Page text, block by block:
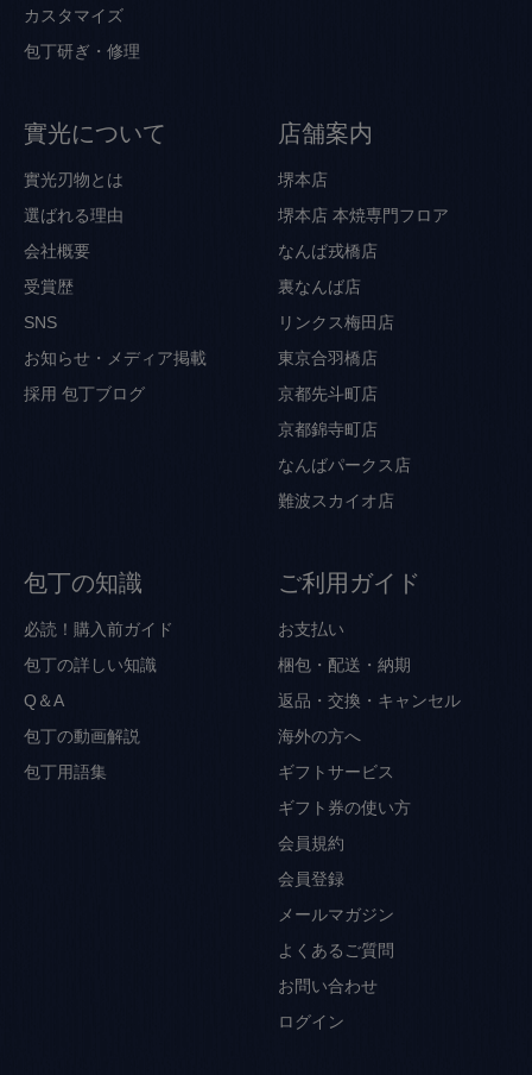
カスタマイズ
包丁研ぎ・修理
實光について
實光刃物とは
選ばれる理由
会社概要
受賞歴
SNS
お知らせ・メディア掲載
採用 包丁ブログ
店舗案内
堺本店
堺本店 本焼専門フロア
なんば戎橋店
裏なんば店
リンクス梅田店
東京合羽橋店
京都先斗町店
京都錦寺町店
なんばパークス店
難波スカイオ店
包丁の知識
必読！購入前ガイド
包丁の詳しい知識
Q＆A
包丁の動画解説
包丁用語集
ご利用ガイド
お支払い
梱包・配送・納期
返品・交換・キャンセル
海外の方へ
ギフトサービス
ギフト券の使い方
会員規約
会員登録
メールマガジン
よくあるご質問
お問い合わせ
ログイン